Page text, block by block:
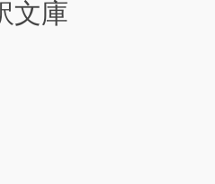
文庫